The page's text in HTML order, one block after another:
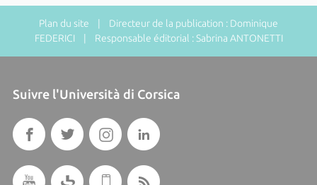
Plan du site | Directeur de la publication : Dominique
FEDERICI | Responsable éditorial : Sabrina ANTONETTI
Suivre l'Università di Corsica